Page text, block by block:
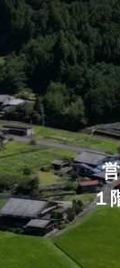
１階お食